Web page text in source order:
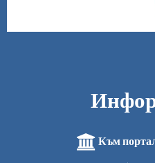
Към